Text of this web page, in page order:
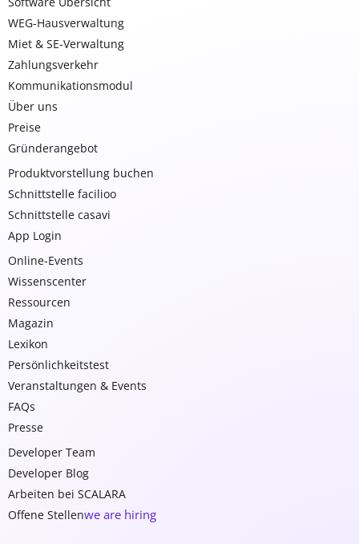
WEG-Hausverwaltung
Miet & SE-Verwaltung
Zahlungsverkehr
Kommunikationsmodul
Über uns
Preise
Gründerangebot
Produktvorstellung buchen
Schnittstelle facilioo
Schnittstelle casavi
App Login
Online-Events
Wissenscenter
Ressourcen
Magazin
Lexikon
Persönlichkeitstest
Veranstaltungen & Events
FAQs
Presse
Developer Team
Developer Blog
Arbeiten bei SCALARA
Offene Stellenwe are hiring